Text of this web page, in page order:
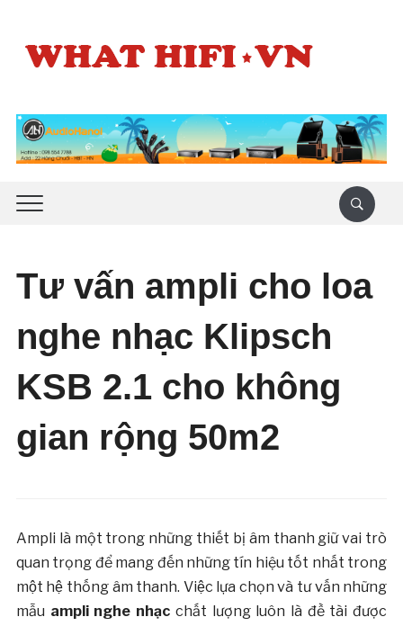
Tư vấn ampli cho loa
nghe nhạc Klipsch
KSB 2.1 cho không
gian rộng 50m2
Ampli là một trong những thiết bị âm thanh giữ vai trò
quan trọng để mang đến những tín hiệu tốt nhất trong
một hệ thống âm thanh. Việc lựa chọn và tư vấn những
mẫu ampli nghe nhạc chất lượng luôn là đề tài được